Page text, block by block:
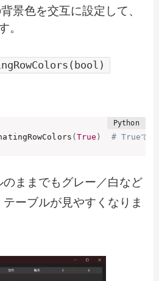
景色を交互に設定して、
。
(True ) # Trueで
ままでもグレー／白など
ーブルが見やすくなりま